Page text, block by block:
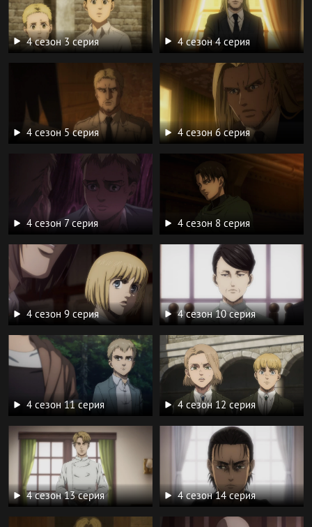
4 сезон 3 серия 4 сезон 4 серия
4 сезон 5 серия 4 сезон 6 серия
4 сезон 7 серия 4 сезон 8 серия
4 сезон 9 серия 4 сезон 10 серия
4 сезон 11 серия 4 сезон 12 серия
4 сезон 13 серия 4 сезон 14 серия